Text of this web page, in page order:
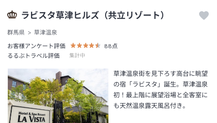
ラビスタ草津ヒルズ（共立リゾート）
群馬県
草津温泉
お客様アンケート評価
88 点
るるぶトラベル評価
集計中
草津温泉街を見下ろす高台に眺望
の宿「ラビスタ」誕生。草津温泉
初！最上階に展望浴場と全客室に
も天然温泉露天風呂付き。